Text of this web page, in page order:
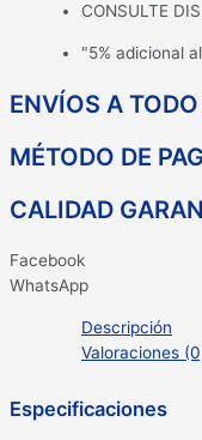
CONSULTE
"5% adicional
ENVÍOS A TODO
MÉTODO DE
CALIDAD
Facebook
WhatsApp
Descripción
Valoraciones
Especificaciones